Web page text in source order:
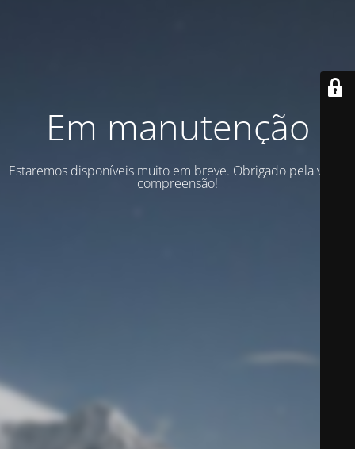
Em manutenção
Estaremos disponíveis muito em breve. Obrigado pela vossa
compreensão!